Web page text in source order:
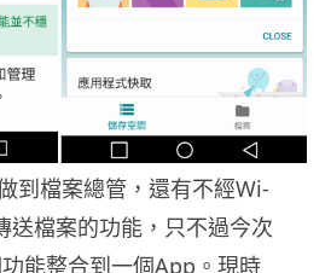
到檔案總管，還有不經Wi-
送檔案的功能，只不過今次
能整合到一個App。現時